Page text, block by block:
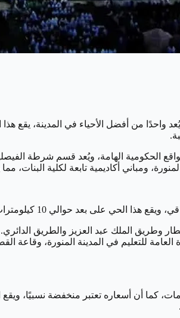
واحدًا من أفضل الأحياء في المدينة،
الحكومية الهامة، ويُعد قسم شرطة
ومباني أكاديمية تابعة لكلية البنات،
10 كيلومترات شرقًا من الحرم النبوي الشريف.
وطريق الملك عبد العزيز والطريق
العامة للتعليم في المدينة المنورة،
كما أن أسعاره تعتبر منخفضة نسبيًا،